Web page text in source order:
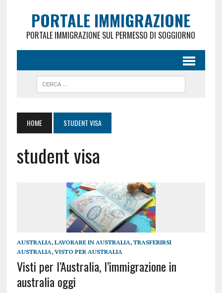
PORTALE IMMIGRAZIONE
PORTALE IMMIGRAZIONE SUL PERMESSO DI SOGGIORNO
HOME STUDENT VISA
student visa
AUSTRALIA, LAVORARE IN AUSTRALIA, TRASFERIRSI
AUSTRALIA, VISTO PER AUSTRALIA
Visti per l’Australia, l’immigrazione in
australia oggi